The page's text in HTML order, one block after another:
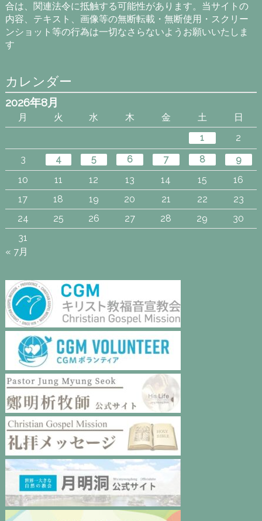
合は、関連法令に抵触する可能性があります。当サイトの
内容、テキスト、画像等の無断転載・無断使用・スクリー
ンショット等の行為は一切なさらないようお願いいたしま
す
カレンダー
2026年8月
月 火 水 木 金 土
日
1
2
3
4 5 6 7 8
9
10
11 12 13 14 15
16
17
18 19 20 21 22
23
24
25 26 27 28 29
30
31
« 7月